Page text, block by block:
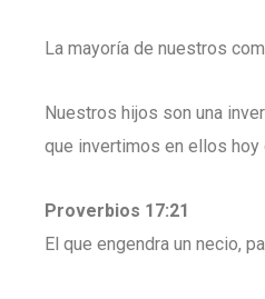
La mayoría de nuestros
Nuestros hijos son una
que invertimos en ellos hoy
Proverbios 17:21
El que engendra un necio,